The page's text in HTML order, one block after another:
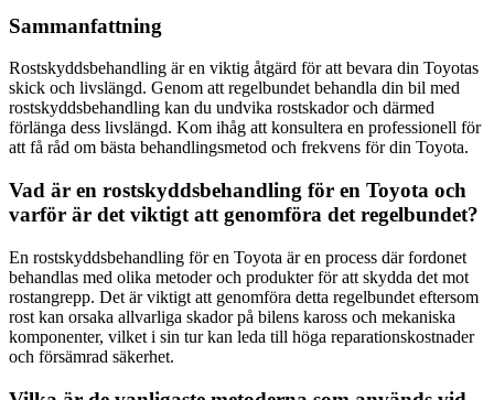
Sammanfattning
Rostskyddsbehandling är en viktig åtgärd för att bevara din Toyotas
skick och livslängd. Genom att regelbundet behandla din bil med
rostskyddsbehandling kan du undvika rostskador och därmed
förlänga dess livslängd. Kom ihåg att konsultera en professionell för
att få råd om bästa behandlingsmetod och frekvens för din Toyota.
Vad är en rostskyddsbehandling för en Toyota och
varför är det viktigt att genomföra det regelbundet?
En rostskyddsbehandling för en Toyota är en process där fordonet
behandlas med olika metoder och produkter för att skydda det mot
rostangrepp. Det är viktigt att genomföra detta regelbundet eftersom
rost kan orsaka allvarliga skador på bilens kaross och mekaniska
komponenter, vilket i sin tur kan leda till höga reparationskostnader
och försämrad säkerhet.